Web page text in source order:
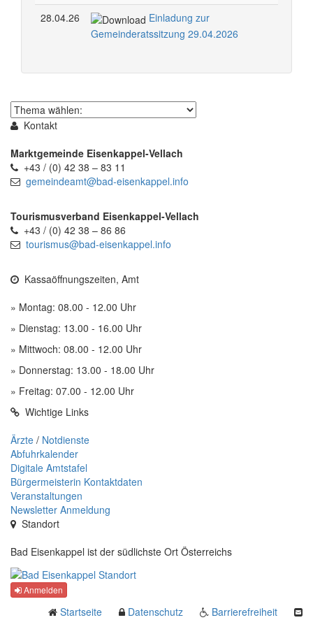
28.04.26
Einladung zur
Gemeinderatssitzung 29.04.2026
Thema
wählen
Kontakt
Marktgemeinde Eisenkappel-Vellach
+43 / (0) 42 38 – 83 11
gemeindeamt@bad-eisenkappel.info
Tourismusverband Eisenkappel-Vellach
+43 / (0) 42 38 – 86 86
tourismus@bad-eisenkappel.info
Kassaöffnungszeiten, Amt
» Montag: 08.00 - 12.00 Uhr
» Dienstag: 13.00 - 16.00 Uhr
» Mittwoch: 08.00 - 12.00 Uhr
» Donnerstag: 13.00 - 18.00 Uhr
» Freitag: 07.00 - 12.00 Uhr
Wichtige Links
Ärzte / Notdienste
Abfuhrkalender
Digitale Amtstafel
Bürgermeisterin Kontaktdaten
Veranstaltungen
Newsletter Anmeldung
Standort
Bad Eisenkappel ist der südlichste Ort Österreichs
Anmelden
Startseite Datenschutz
Barrierefreiheit